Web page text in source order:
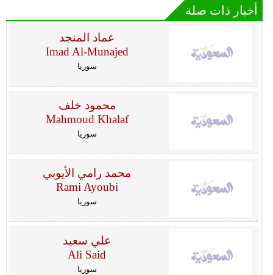
أخبار ذات صلة
عماد المنجد
Imad Al-Munajed
سوريا
محمود خلف
Mahmoud Khalaf
سوريا
محمد رامي الأيوبي
Rami Ayoubi
سوريا
علي سعيد
Ali Said
سوريا